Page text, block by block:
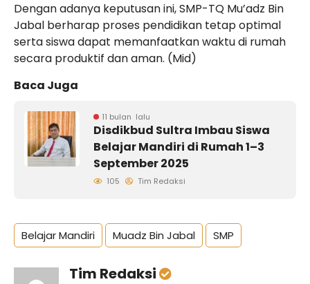
Dengan adanya keputusan ini, SMP-TQ Mu’adz Bin
Jabal berharap proses pendidikan tetap optimal
serta siswa dapat memanfaatkan waktu di rumah
secara produktif dan aman. (Mid)
Baca Juga
11 bulan lalu
Disdikbud Sultra Imbau Siswa
Belajar Mandiri di Rumah 1–3
September 2025
105 Tim Redaksi
Belajar Mandiri Muadz Bin Jabal SMP
Tim Redaksi